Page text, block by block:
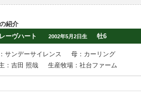
紹介
ーヴハート
2002年5月2日生 牡6
サンデーサイレンス
母：カーリング
：吉田 照哉
生産牧場：社台ファーム